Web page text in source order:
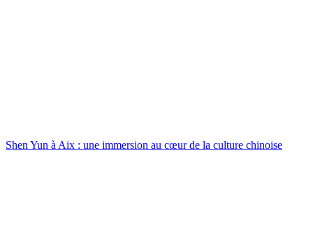
Shen Yun à Aix : une immersion au cœur de la culture chinoise